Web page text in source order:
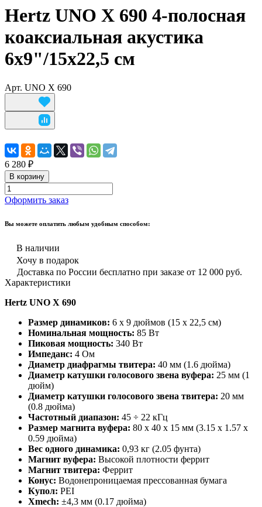
Hertz UNO X 690 4-полосная
коаксиальная акустика
6x9"/15x22,5 см
Арт. UNO X 690
6 280 ₽
В корзину
Оформить заказ
Вы можете оплатить любым удобным способом:
В наличии
Хочу в подарок
Доставка по России бесплатно при заказе от 12 000 руб.
Характеристики
Hertz UNO X 690
Размер динамиков: 6 x 9 дюймов (15 x 22,5 см)
Номинальная мощность: 85 Вт
Пиковая мощность: 340 Вт
Импеданс: 4 Ом
Диаметр диафрагмы твитера: 40 мм (1.6 дюйма)
Диаметр катушки голосового звена вуфера: 25 мм (1
дюйм)
Диаметр катушки голосового звена твитера: 20 мм
(0.8 дюйма)
Частотный диапазон: 45 ÷ 22 кГц
Размер магнита вуфера: 80 x 40 x 15 мм (3.15 x 1.57 x
0.59 дюйма)
Вес одного динамика: 0,93 кг (2.05 фунта)
Магнит вуфера: Высокой плотности феррит
Магнит твитера: Феррит
Конус: Водонепроницаемая прессованная бумага
Купол: PEI
Xmech: ±4,3 мм (0.17 дюйма)